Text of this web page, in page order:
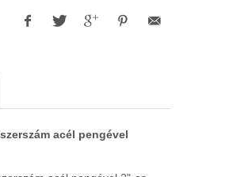
acél pengével